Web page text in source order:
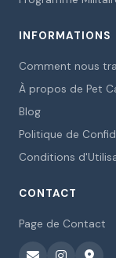
INFORMATIONS
Comment nous
À propos de Pet
Blog
Politique de
Conditions
CONTACT
Page de Contact